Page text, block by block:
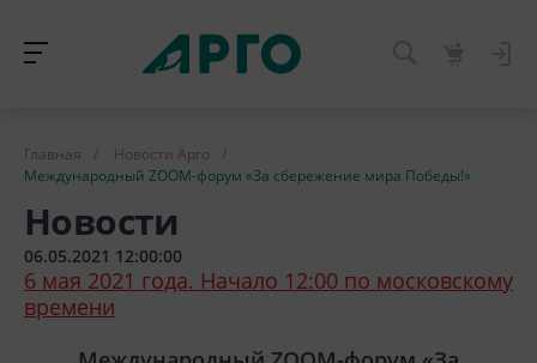
Главная / Новости Арго
/
Международный ZOOM-форум «За сбережение мира Победы!»
Новости
06.05.2021 12:00:00
6 мая 2021 года. Начало 12:00 по московскому
времени